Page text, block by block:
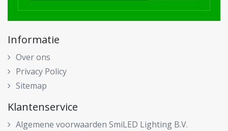
Informatie
Over ons
Privacy Policy
Sitemap
Klantenservice
Algemene voorwaarden SmiLED Lighting B.V.